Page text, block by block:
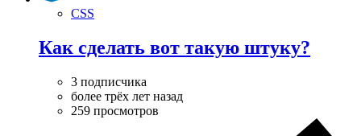
CSS
Как сделать вот такую штуку?
3 подписчика
более трёх лет назад
259 просмотров